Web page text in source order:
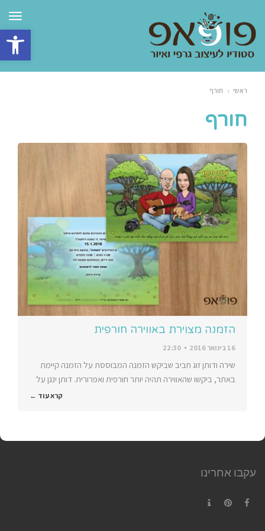
פתח
ראשי ‹ חורף
חורף
הזמנה מצוירת באווירה חורפית
16 בינואר 2016 22:30
שירה ודותן זוג חביב שביקש הזמנה המבוססת על הזמנה קיימת
באתר, ביקשו שהאווירה תהיה יותר חורפית ואפרורית. דותן ינגן על
קרא עוד ←
עקבו אחרינו